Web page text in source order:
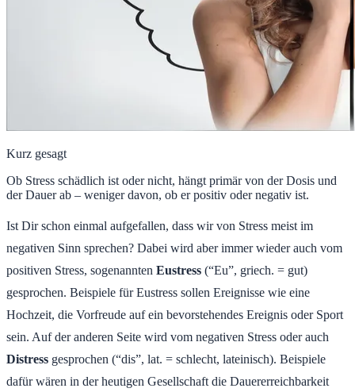
Kurz gesagt
Ob Stress schädlich ist oder nicht, hängt primär von der Dosis und
der Dauer ab – weniger davon, ob er positiv oder negativ ist.
Ist Dir schon einmal aufgefallen, dass wir von Stress meist im
negativen Sinn sprechen? Dabei wird aber immer wieder auch vom
positiven Stress, sogenannten Eustress (“Eu”, griech. = gut)
gesprochen. Beispiele für Eustress sollen Ereignisse wie eine
Hochzeit, die Vorfreude auf ein bevorstehendes Ereignis oder Sport
sein. Auf der anderen Seite wird vom negativen Stress oder auch
Distress gesprochen (“dis”, lat. = schlecht, lateinisch). Beispiele
dafür wären in der heutigen Gesellschaft die Dauererreichbarkeit